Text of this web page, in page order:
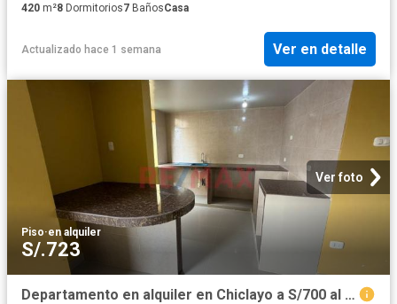
420 m²8 Dormitorios7 BañosCasa
Actualizado hace 1 semana Ver en detalle
Ver foto
Piso·en alquiler
S/.723
Departamento en alquiler en Chiclayo a S/700 al mes